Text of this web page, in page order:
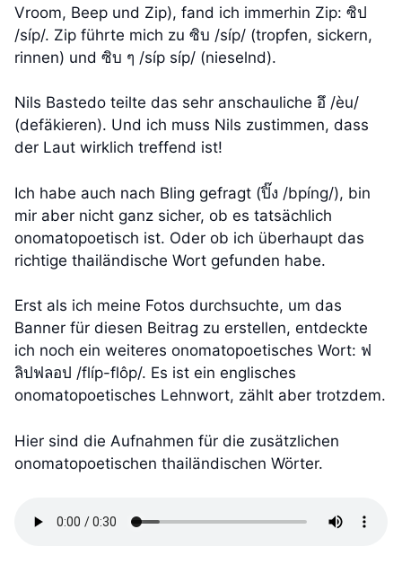
Vroom, Beep und Zip), fand ich immerhin Zip: ซิป
/síp/. Zip führte mich zu ซิบ /síp/ (tropfen, sickern,
rinnen) und ซิบ ๆ /síp síp/ (nieselnd).
Nils Bastedo teilte das sehr anschauliche อึ /èu/
(defäkieren). Und ich muss Nils zustimmen, dass
der Laut wirklich treffend ist!
Ich habe auch nach Bling gefragt (ปิ๊ง /bpíng/), bin
mir aber nicht ganz sicher, ob es tatsächlich
onomatopoetisch ist. Oder ob ich überhaupt das
richtige thailändische Wort gefunden habe.
Erst als ich meine Fotos durchsuchte, um das
Banner für diesen Beitrag zu erstellen, entdeckte
ich noch ein weiteres onomatopoetisches Wort: ฟ
ลิปฟลอป /flíp-flôp/. Es ist ein englisches
onomatopoetisches Lehnwort, zählt aber trotzdem.
Hier sind die Aufnahmen für die zusätzlichen
onomatopoetischen thailändischen Wörter.